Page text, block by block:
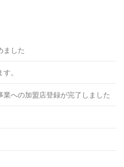
ました
。
への加盟店登録が完了しました